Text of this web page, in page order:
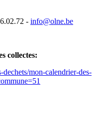
- info@olne.be
collectes:
mon-calendrier-des-